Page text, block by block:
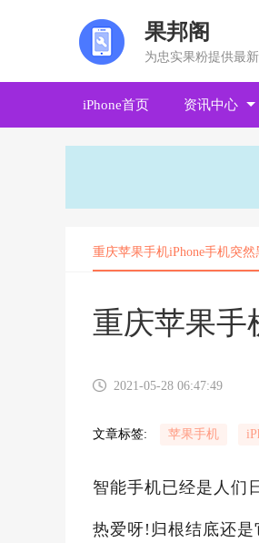
果邦阁
为忠实果粉提供最
iPhone首页 资讯中心
重庆苹果手机iPhone手机突
重庆苹果手
2021-05-28 06:47:49
文章标签: 苹果手机
智能手机已经是人们
热爱呀!归根结底还是